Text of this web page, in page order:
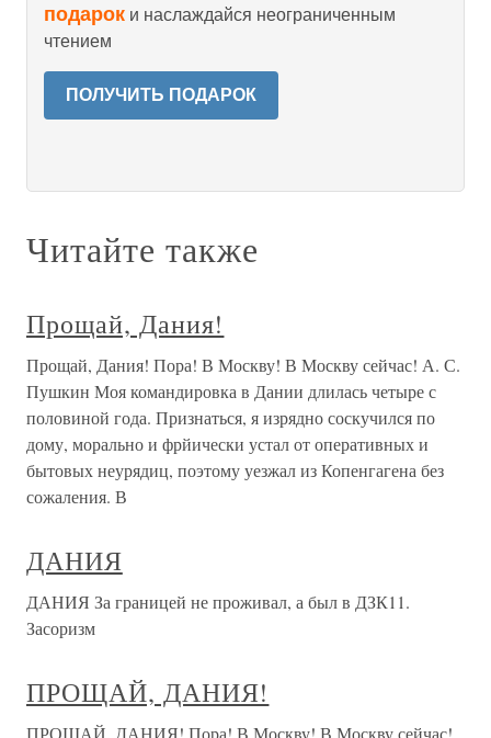
подарок и наслаждайся неограниченным
чтением
ПОЛУЧИТЬ ПОДАРОК
Читайте также
Прощай, Дания!
Прощай, Дания! Пора! В Москву! В Москву сейчас! А. С.
Пушкин Моя командировка в Дании длилась четыре с
половиной года. Признаться, я изрядно соскучился по
дому, морально и фрйически устал от оперативных и
бытовых неурядиц, поэтому уезжал из Копенгагена без
сожаления. В
ДАНИЯ
ДАНИЯ За границей не проживал, а был в ДЗК11.
Засоризм
ПРОЩАЙ, ДАНИЯ!
ПРОЩАЙ, ДАНИЯ! Пора! В Москву! В Москву сейчас!